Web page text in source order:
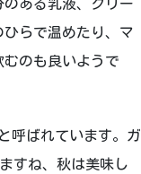
ある乳液、クリー
らで温めたり、マ
のも良いようで
呼ばれています。ガ
すね、秋は美味し